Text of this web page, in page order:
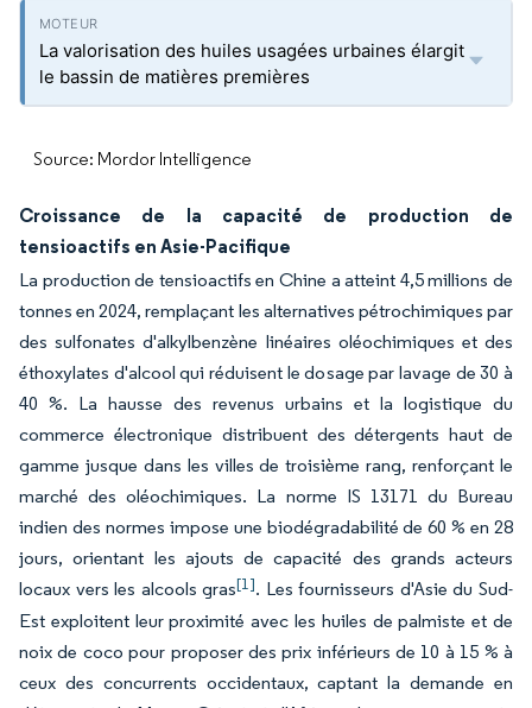
La valorisation des huiles usagées urbaines élargit
le bassin de matières premières
Source: Mordor Intelligence
Croissance de la capacité de production de
tensioactifs en Asie-Pacifique
La production de tensioactifs en Chine a atteint 4,5 millions de
tonnes en 2024, remplaçant les alternatives pétrochimiques par
des sulfonates d'alkylbenzène linéaires oléochimiques et des
éthoxylates d'alcool qui réduisent le dosage par lavage de 30 à
40 %. La hausse des revenus urbains et la logistique du
commerce électronique distribuent des détergents haut de
gamme jusque dans les villes de troisième rang, renforçant le
marché des oléochimiques. La norme IS 13171 du Bureau
indien des normes impose une biodégradabilité de 60 % en 28
jours, orientant les ajouts de capacité des grands acteurs
locaux vers les alcools gras[1]. Les fournisseurs d'Asie du Sud-
Est exploitent leur proximité avec les huiles de palmiste et de
noix de coco pour proposer des prix inférieurs de 10 à 15 % à
ceux des concurrents occidentaux, captant la demande en